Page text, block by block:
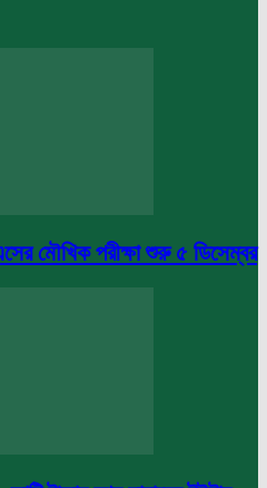
মৌখিক পরীক্ষা শুরু ৫ ডিসেম্বর